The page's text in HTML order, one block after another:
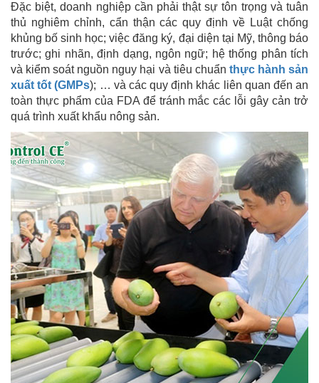
Đặc biệt, doanh nghiệp cần phải thật sự tôn trọng và tuân
thủ nghiêm chỉnh, cẩn thận các quy định về Luật chống
khủng bố sinh học; việc đăng ký, đại diện tại Mỹ, thông báo
trước; ghi nhãn, định dạng, ngôn ngữ; hệ thống phân tích
và kiểm soát nguồn nguy hại và tiêu chuẩn thực hành sản
xuất tốt (GMPs); … và các quy định khác liên quan đến an
toàn thực phẩm của FDA để tránh mắc các lỗi gây cản trở
quá trình xuất khẩu nông sản.